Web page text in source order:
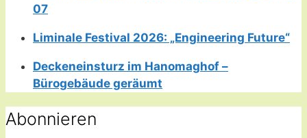
07
Liminale Festival 2026: „Engineering Future“
Deckeneinsturz im Hanomaghof –
Bürogebäude geräumt
Abonnieren